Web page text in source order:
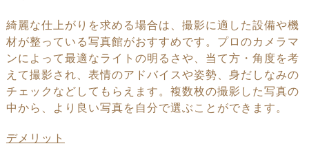
綺麗な仕上がりを求める場合は、撮影に適した設備や機
材が整っている写真館がおすすめです。 プロのカメラマ
ンによって最適なライトの明るさや、 当て方・ 角度を考
えて撮影され、 表情のアドバイスや姿勢、 身だしなみの
チェックなど してもらえます。複数枚の撮影した写真の
中から、より良い写真を自分で選ぶことができます。
デメリット